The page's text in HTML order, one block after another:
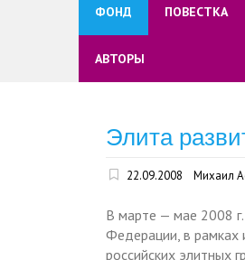
ФОНД ПОВЕСТКА
АВТОРЫ
Элита
22.09.2008 Михаил
В марте — мае 2008
Федерации, в рамках
российских элитных